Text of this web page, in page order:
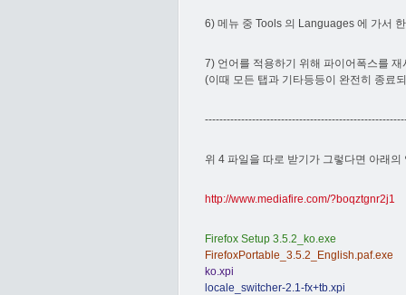
6) 메뉴 중 Tools 의 Languages 에 가서
7) 언어를 적용하기 위해 파이어폭스를 재
(이때 모든 탭과 기타등등이 완전히 종료
위 4 파일을 따로 받기가 그렇다면 아래의
http://www.mediafire.com/?boqztgnr2j1
Firefox Setup 3.5.2_ko.exe
FirefoxPortable_3.5.2_English.paf.exe
ko.xpi
locale_switcher-2.1-fx+tb.xpi